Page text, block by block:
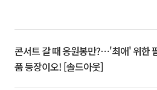
콘서트 갈 때 응원봉만?⋯'최애' 위한
품 등장이오! [솔드아웃]